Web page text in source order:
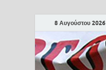
8 Αυγούστου 2026